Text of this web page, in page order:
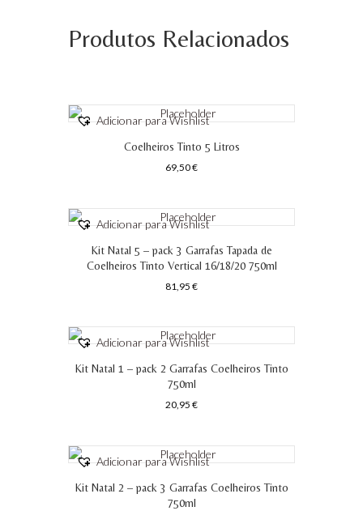
Produtos Relacionados
Adicionar para Wishlist
Coelheiros Tinto 5 Litros
69,50€
Adicionar para Wishlist
Kit Natal 5 – pack 3 Garrafas Tapada de
Coelheiros Tinto Vertical 16/18/20 750ml
81,95 €
Adicionar para Wishlist
Kit Natal 1 – pack 2 Garrafas Coelheiros Tinto
750ml
20,95 €
Adicionar para Wishlist
Kit Natal 2 – pack 3 Garrafas Coelheiros Tinto
750ml